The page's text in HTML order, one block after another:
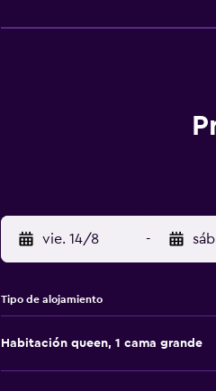
vie. 14/8 -
Tipo de alojamiento
Habitación queen, 1 cama grande